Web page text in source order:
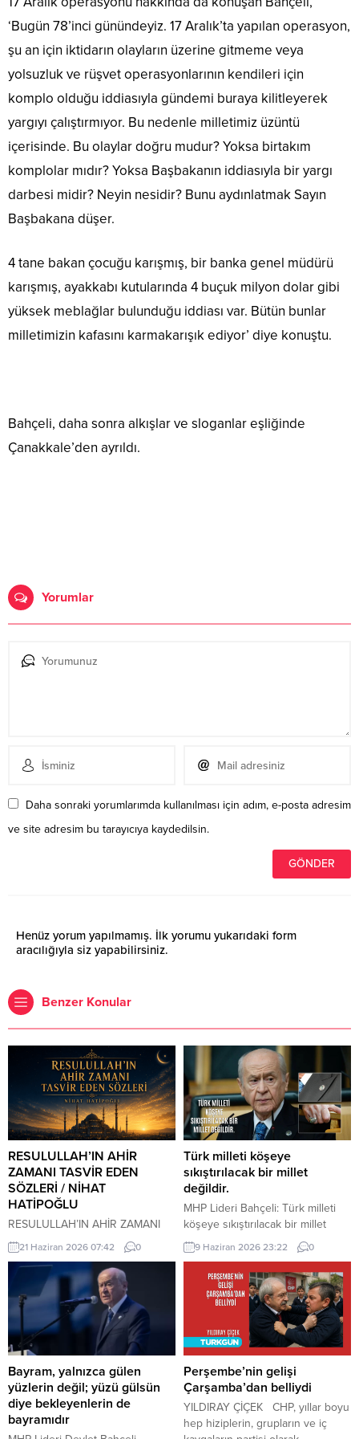
‘Bugün 78’inci günündeyiz. 17 Aralık’ta yapılan operasyon,
şu an için iktidarın olayların üzerine gitmeme veya
yolsuzluk ve rüşvet operasyonlarının kendileri için
komplo olduğu iddiasıyla gündemi buraya kilitleyerek
yargıyı çalıştırmıyor. Bu nedenle milletimiz üzüntü
içerisinde. Bu olaylar doğru mudur? Yoksa birtakım
komplolar mıdır? Yoksa Başbakanın iddiasıyla bir yargı
darbesi midir? Neyin nesidir? Bunu aydınlatmak Sayın
Başbakana düşer.
4 tane bakan çocuğu karışmış, bir banka genel müdürü
karışmış, ayakkabı kutularında 4 buçuk milyon dolar gibi
yüksek meblağlar bulunduğu iddiası var. Bütün bunlar
milletimizin kafasını karmakarışık ediyor’ diye konuştu.
Bahçeli, daha sonra alkışlar ve sloganlar eşliğinde
Çanakkale’den ayrıldı.
Yorumlar
Daha sonraki yorumlarımda kullanılması için adım, e-posta adresim
ve site adresim bu tarayıcıya kaydedilsin.
Henüz yorum yapılmamış. İlk yorumu yukarıdaki form
aracılığıyla siz yapabilirsiniz.
Benzer Konular
RESULULLAH’IN AHİR
ZAMANI TASVİR EDEN
SÖZLERİ / NİHAT
HATİPOĞLU
RESULULLAH’IN AHİR ZAMANI
TASVİR EDEN SÖZLERİ İnsanlar
heveslerine uyacaklar, zan ile
hükmedilecek. Bilinmeyen
konularda insanlar konuşacaklar.
Cehalet, dini bilmemek
çoğalacak. Çocuk istenmeyecek.
Dostluk azalacak. Dost dosta
güvenmeyecek. İnsanlar bir
araya toplandıklarında, içlerinde
Allah’tan korkan bulunmadığı
zaman kıyamet yakındır. Kıyamet
kopmadan önce yıldızların etkili
olduğuna inanılacak, kader inkâr
21 Haziran 2026 07:42 0
Türk milleti köşeye
sıkıştırılacak bir millet
değildir.
MHP Lideri Bahçeli: Türk milleti
köşeye sıkıştırılacak bir millet
değildir. Türk milleti, karşısına
yedi düvel de dizilse tarih
sahnesinden silinecek bir millet
değildir. Türkiye, ham hayaller
kurulup çizilen haritaların
kenarına sıkıştırılacak, eline bir
avuç toprak verilip denizlerinden
koparılacak bir ülke değildir.
Devlet Bahçeli MHP TBMM Grup
Toplantısı’nda Türkiye’nin
gündemine ve...
9 Haziran 2026 23:22 0
Bayram, yalnızca gülen
yüzlerin değil; yüzü gülsün
diye bekleyenlerin de
bayramıdır
Perşembe’nin gelişi
Çarşamba’dan belliydi
YILDIRAY ÇİÇEK CHP, yıllar boyu
hep hiziplerin, grupların ve iç